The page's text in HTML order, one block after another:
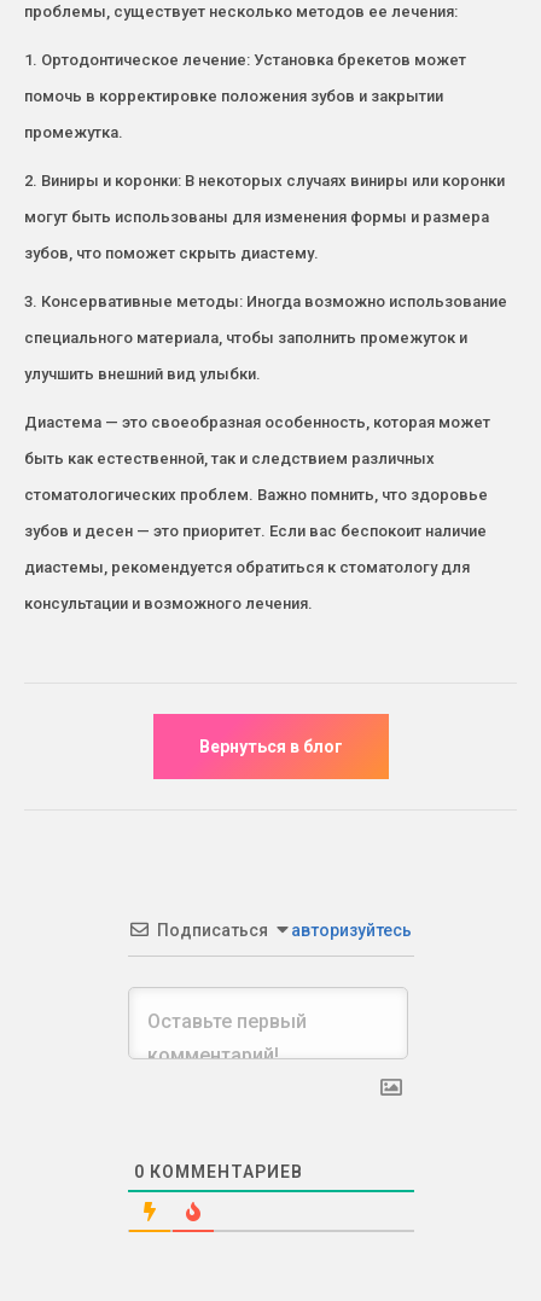
проблемы, существует несколько методов ее лечения:
1. Ортодонтическое лечение: Установка брекетов может
помочь в корректировке положения зубов и закрытии
промежутка.
2. Виниры и коронки: В некоторых случаях виниры или коронки
могут быть использованы для изменения формы и размера
зубов, что поможет скрыть диастему.
3. Консервативные методы: Иногда возможно использование
специального материала, чтобы заполнить промежуток и
улучшить внешний вид улыбки.
Диастема — это своеобразная особенность, которая может
быть как естественной, так и следствием различных
стоматологических проблем. Важно помнить, что здоровье
зубов и десен — это приоритет. Если вас беспокоит наличие
диастемы, рекомендуется обратиться к стоматологу для
консультации и возможного лечения.
Подписаться авторизуйтесь
0 КОММЕНТАРИЕВ